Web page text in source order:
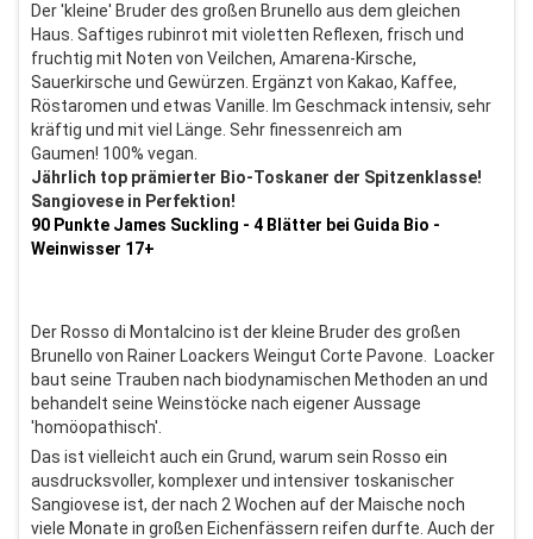
Der 'kleine' Bruder des großen Brunello aus dem gleichen
Haus. Saftiges rubinrot mit violetten Reflexen, frisch und
fruchtig mit Noten von Veilchen, Amarena-Kirsche,
Sauerkirsche und Gewürzen. Ergänzt von Kakao, Kaffee,
Röstaromen und etwas Vanille. Im Geschmack intensiv, sehr
kräftig und mit viel Länge. Sehr finessenreich am
Gaumen! 100% vegan.
Jährlich top prämierter Bio-Toskaner der Spitzenklasse!
Sangiovese in Perfektion!
90 Punkte James Suckling - 4 Blätter bei Guida Bio -
Weinwisser 17+
Der Rosso di Montalcino ist der kleine Bruder des großen
Brunello von Rainer Loackers Weingut Corte Pavone. Loacker
baut seine Trauben nach biodynamischen Methoden an und
behandelt seine Weinstöcke nach eigener Aussage
'homöopathisch'.
Das ist vielleicht auch ein Grund, warum sein Rosso ein
ausdrucksvoller, komplexer und intensiver toskanischer
Sangiovese ist, der nach 2 Wochen auf der Maische noch
viele Monate in großen Eichenfässern reifen durfte. Auch der